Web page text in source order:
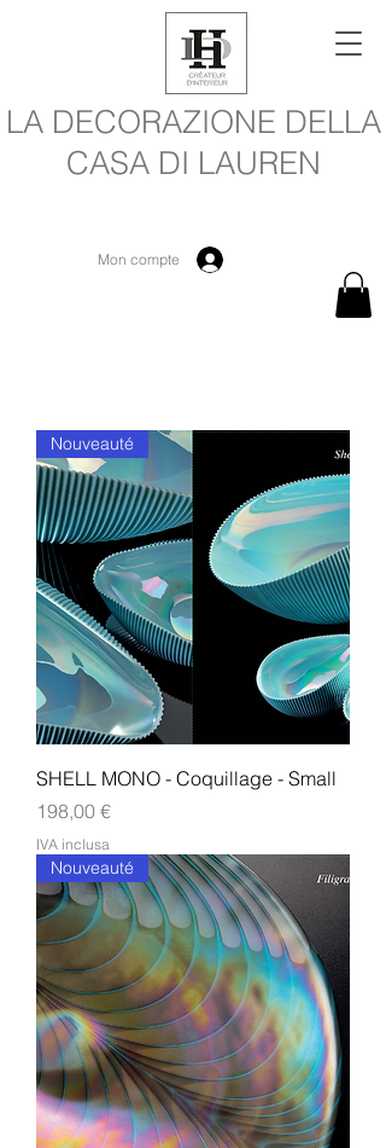
LA DECORAZIONE DELLA
CASA DI LAUREN
Mon compte
Nouveauté
SHELL MONO - Coquillage - Small
Prezzo
198,00 €
IVA inclusa
Nouveauté